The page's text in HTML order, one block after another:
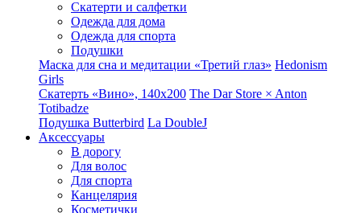
Скатерти и салфетки
Одежда для дома
Одежда для спорта
Подушки
Маска для сна и медитации «Третий глаз» Hedonism
Girls
Скатерть «Вино», 140х200 The Dar Store × Anton
Totibadze
Подушка Butterbird La DoubleJ
Аксессуары
В дорогу
Для волос
Для спорта
Канцелярия
Косметички